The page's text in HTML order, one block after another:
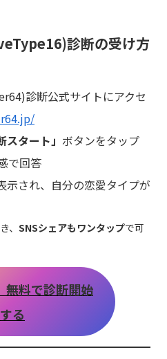
診断の受け方
診断公式サイトにアクセ
スタート」 ボタンをタップ
で回答
示され、自分の恋愛タイプが
、 SNSシェアもワンタップで可
無料で診断開始
する